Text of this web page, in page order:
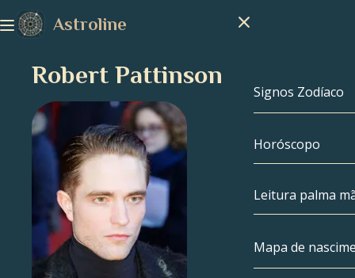
Astroline
Signos Zodíaco
Signos
Capricórnio
Peixes
Horóscopo
Leitura palma
Mapa de
Robert Pattinson